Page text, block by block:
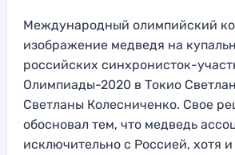
Международный олимпийский
изображение медведя на
российских синхронисток-
Олимпиады-2020 в Токио
Светланы Колесниченко. Свое
обосновал тем, что медведь
исключительно с Россией, хотя и